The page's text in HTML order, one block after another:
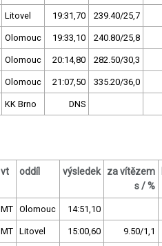
Litovel 19:31,70 239.40/25,7
Olomouc 19:33,10 240.80/25,8
Olomouc 20:14,80 282.50/30,3
Olomouc 21:07,50 335.20/36,0
KK Brno DNS
vt oddíl výsledek
za vítězem
s / %
MT Olomouc 14:51,10
MT Litovel 15:00,60 9.50/1,1